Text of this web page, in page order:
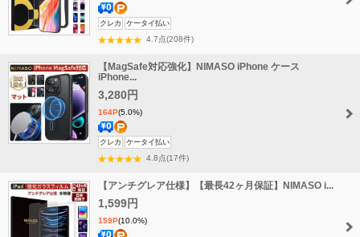
送
料
料
ポ
イ
ト
クレカ ケータイ払い
4.7点(208件)
【MagSafe対応強化】NIMASO iPhone ケース
iPhone...
3,280円
164P(5.0%)
送
料
料
ポ
イ
ト
増
量
クレカ ケータイ払い
4.8点(17件)
【アンチグレア仕様】【最長42ヶ月保証】NIMASO i...
1,599円
159P(10.0%)